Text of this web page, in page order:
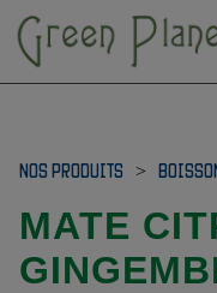
NOS PRODUITS >
MATE